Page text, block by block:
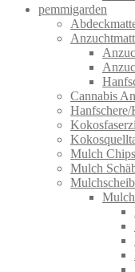
pemmigarden
Cannabis
Hanfschere/
Mulch
Mulch